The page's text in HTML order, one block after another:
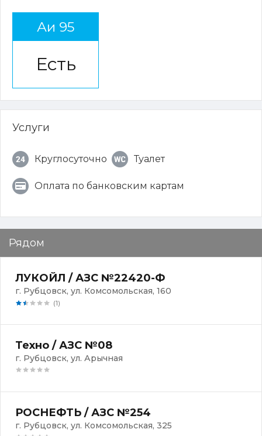
Аи 95
Есть
Услуги
Круглосуточно Туалет
Оплата по банковским картам
Рядом
ЛУКОЙЛ / АЗС №22420-Ф
г. Рубцовск, ул. Комсомольская, 160
(1)
Техно / АЗС №08
г. Рубцовск, ул. Арычная
РОСНЕФТЬ / АЗС №254
г. Рубцовск, ул. Комсомольская, 325